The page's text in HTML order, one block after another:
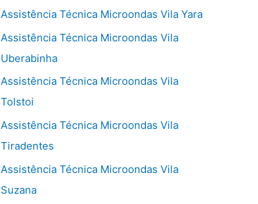
Assistência Técnica Microondas Vila Yara
Assistência Técnica Microondas Vila
Uberabinha
Assistência Técnica Microondas Vila
Tolstoi
Assistência Técnica Microondas Vila
Tiradentes
Assistência Técnica Microondas Vila
Suzana